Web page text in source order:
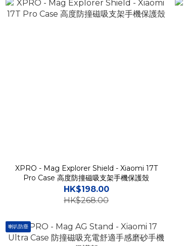
XPRO - Mag Explorer Shield - Xiaomi 17T
Pro Case 高度防撞磁吸支架手機保護殼
HK$198.00
HK$268.00
喇叭防塵